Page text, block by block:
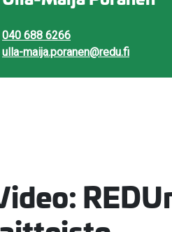
040 688 6266
ulla-maija.poranen@redu.fi